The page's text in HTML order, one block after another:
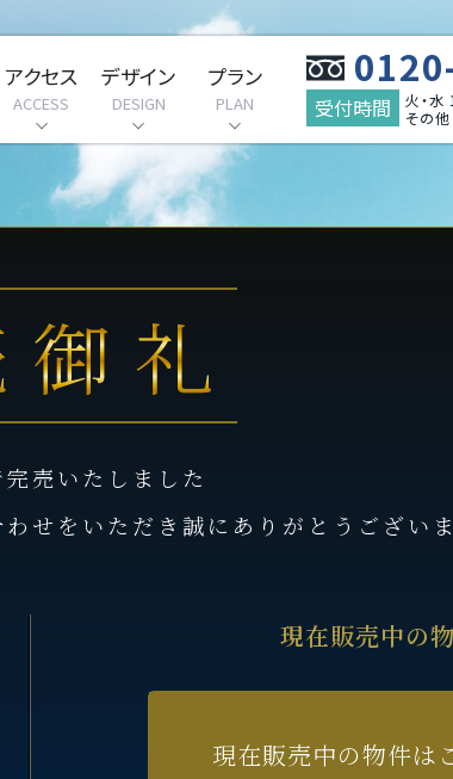
アクセス
ACCESS
デザイン
DESIGN
プラン
PLAN 受付時間
火・
その
礼
売いたしました
せをいただき誠にありがとうございま
現在販売中の
現在販売中の物件は